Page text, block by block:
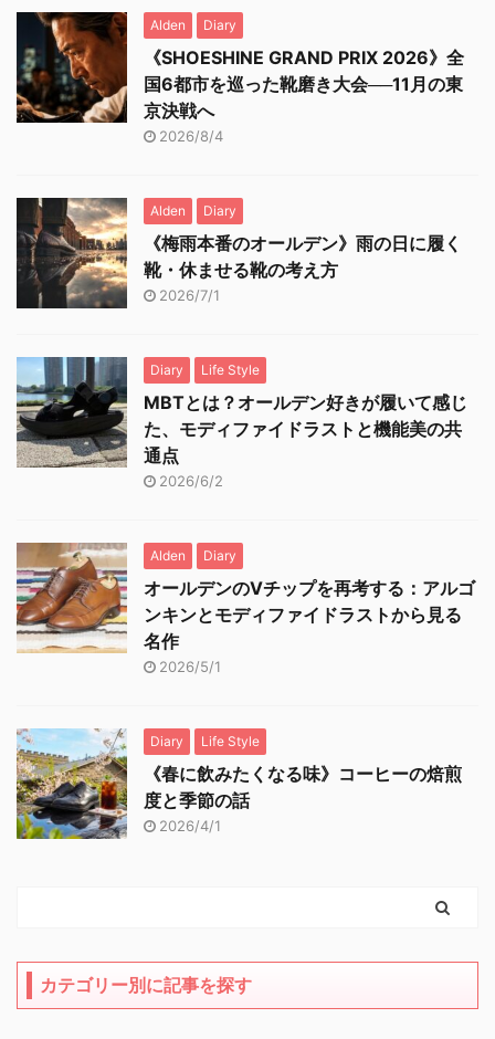
Alden Diary
《SHOESHINE GRAND PRIX 2026》全
国6都市を巡った靴磨き大会──11月の東
京決戦へ
2026/8/4
Alden Diary
《梅雨本番のオールデン》雨の日に履く
靴・休ませる靴の考え方
2026/7/1
Diary Life Style
MBTとは？オールデン好きが履いて感じ
た、モディファイドラストと機能美の共
通点
2026/6/2
Alden Diary
オールデンのVチップを再考する：アルゴ
ンキンとモディファイドラストから見る
名作
2026/5/1
Diary Life Style
《春に飲みたくなる味》コーヒーの焙煎
度と季節の話
2026/4/1
カテゴリー別に記事を探す